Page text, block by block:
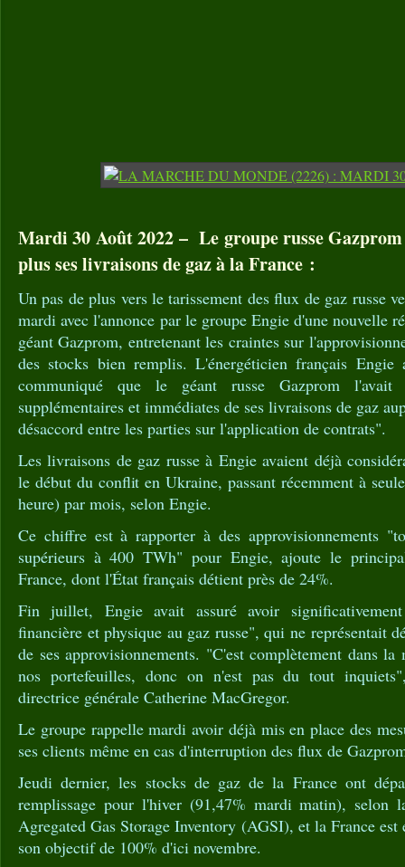
Mardi 30 Août 2022 – Le groupe russe
plus ses livraisons de gaz à la France :
Un pas de plus vers le tarissement des flux de gaz russe
mardi avec l'annonce par le groupe Engie d'une nouvelle
géant Gazprom, entretenant les craintes sur
des stocks bien remplis. L'énergéticien français
communiqué que le géant russe Gazprom l'avait
supplémentaires et immédiates de ses livraisons de gaz
désaccord entre les parties sur l'application de contrats".
Les livraisons de gaz russe à Engie avaient déjà
le début du conflit en Ukraine, passant récemment à
heure) par mois, selon Engie.
Ce chiffre est à rapporter à des approvisionnements
supérieurs à 400 TWh" pour Engie, ajoute le
France, dont l'État français détient près de 24%.
Fin juillet, Engie avait assuré avoir
financière et physique au gaz russe", qui ne représentait
de ses approvisionnements. "C'est complètement dans
nos portefeuilles, donc on n'est pas du tout
directrice générale Catherine MacGregor.
Le groupe rappelle mardi avoir déjà mis en place des
ses clients même en cas d'interruption des flux de
Jeudi dernier, les stocks de gaz de la France ont
remplissage pour l'hiver (91,47% mardi matin), selon
Agregated Gas Storage Inventory (AGSI), et la France
son objectif de 100% d'ici novembre.